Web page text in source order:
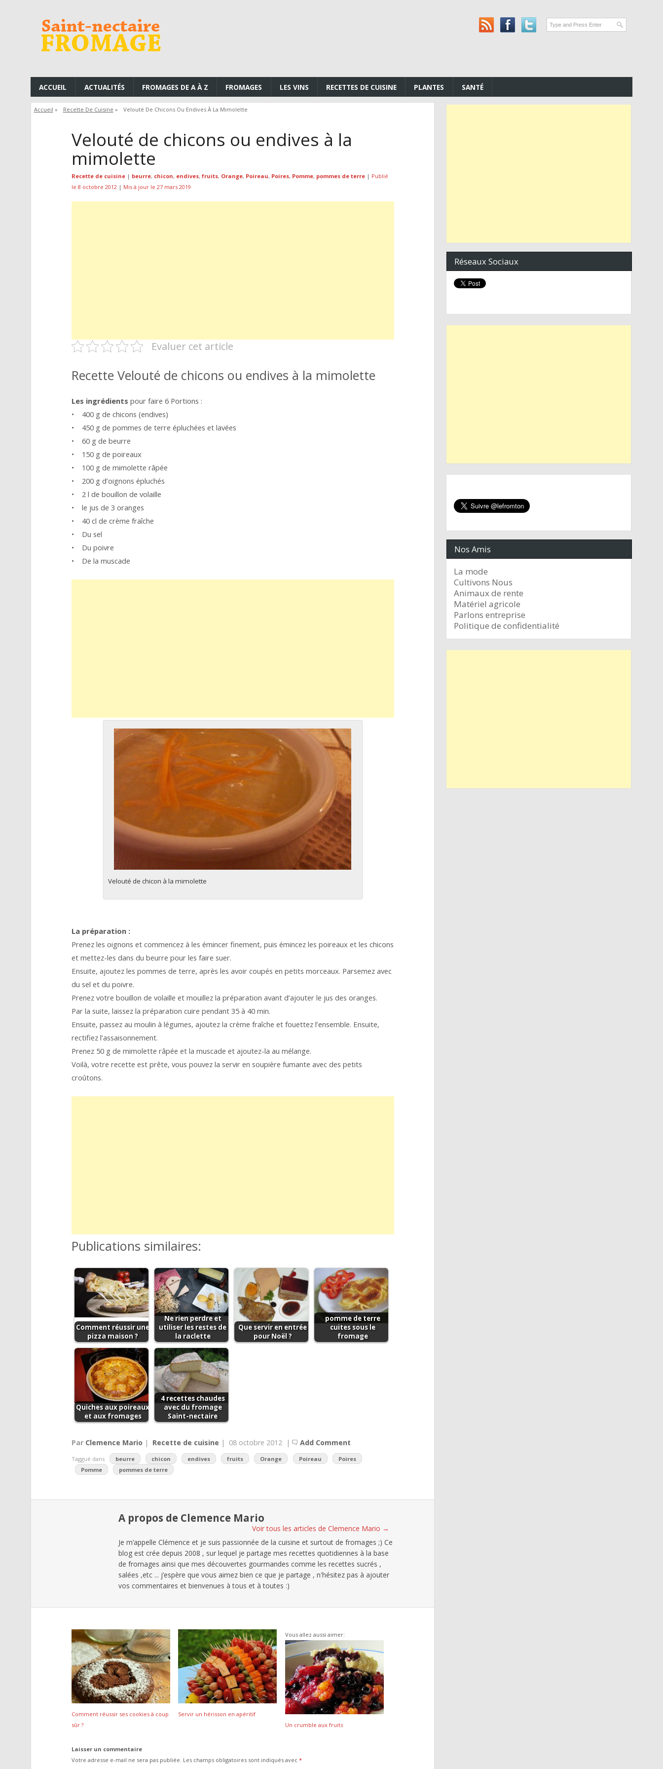
ACCUEIL ACTUALITÉS FROMAGES DE A À Z FROMAGES LES VINS RECETTES DE CUISINE PLANTES SANTÉ
Accueil » Recette De Cuisine » Velouté De Chicons Ou Endives À La Mimolette
Velouté de chicons ou endives à la
mimolette
Recette de cuisine| beurre, chicon, endives, fruits, Orange, Poireau, Poires, Pomme, pommes de terre| Publié
le 8 octobre 2012 | Mis à jour le 27 mars 2019
Evaluer cet article
Recette Velouté de chicons ou endives à la mimolette
Les ingrédients pour faire 6 Portions :
• 400 g de chicons (endives)
• 450 g de pommes de terre épluchées et lavées
• 60 g de beurre
• 150 g de poireaux
• 100 g de mimolette râpée
• 200 g d’oignons épluchés
• 2 l de bouillon de volaille
• le jus de 3 oranges
• 40 cl de crème fraîche
• Du sel
• Du poivre
• De la muscade
Velouté de chicon à la mimolette
La préparation :
Prenez les oignons et commencez à les émincer finement, puis émincez les poireaux et les chicons
et mettez-les dans du beurre pour les faire suer.
Ensuite, ajoutez les pommes de terre, après les avoir coupés en petits morceaux. Parsemez avec
du sel et du poivre.
Prenez votre bouillon de volaille et mouillez la préparation avant d’ajouter le jus des oranges.
Par la suite, laissez la préparation cuire pendant 35 à 40 min.
Ensuite, passez au moulin à légumes, ajoutez la crème fraîche et fouettez l’ensemble. Ensuite,
rectifiez l’assaisonnement.
Prenez 50 g de mimolette râpée et la muscade et ajoutez-la au mélange.
Voilà, votre recette est prête, vous pouvez la servir en soupière fumante avec des petits
croûtons.
Publications similaires:
Comment réussir une
pizza maison ?
Ne rien perdre et
utiliser les restes de
la raclette
Que servir en entrée
pour Noël ?
pomme de terre
cuites sous le
fromage
Quiches aux poireaux
et aux fromages
4 recettes chaudes
avec du fromage
Saint-nectaire
Par Clemence Mario | Recette de cuisine | 08 octobre 2012 | Add Comment
Taggué dans beurre chicon endives fruits Orange Poireau
Poires
Pomme
pommes de terre
A propos de Clemence Mario
Voir tous les articles de Clemence Mario →
Je m’appelle Clémence et je suis passionnée de la cuisine et surtout de fromages ;) Ce
blog est crée depuis 2008 , sur lequel je partage mes recettes quotidiennes à la base
de fromages ainsi que mes découvertes gourmandes comme les recettes sucrés ,
salées ,etc ... j’espère que vous aimez bien ce que je partage , n'hésitez pas à ajouter
vos commentaires et bienvenues à tous et à toutes :)
Vous allez aussi aimer:
Comment réussir ses cookies à coup
sûr ?
Servir un hérisson en apéritif
Un crumble aux fruits
Laisser un commentaire
Votre adresse e-mail ne sera pas publiée. Les champs obligatoires sont indiqués avec *
Réseaux Sociaux
Nos Amis
La mode
Cultivons Nous
Animaux de rente
Matériel agricole
Parlons entreprise
Politique de confidentialité